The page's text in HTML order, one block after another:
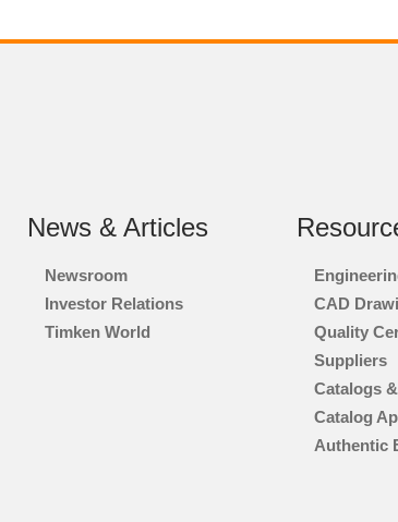
News & Articles
Newsroom
Investor Relations
Timken World
CAD
Quality
Suppliers
Catalogs
Catalog
Authentic